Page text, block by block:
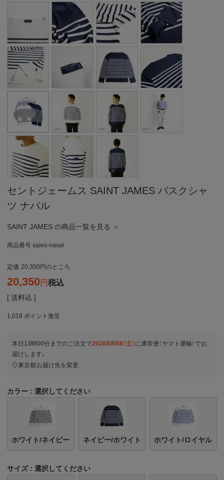
セントジェームス SAINT JAMES バスクシャ
ツ ナバル
SAINT JAMES の商品一覧を見る ＞
商品番号 saies-naval
定価 20,350 のところ
20,350 税込
送料込
1,018 ポイント進呈
本日 13時00分 までのご注文で2026/08/08（土） に通常便（ヤマト運輸） でお
届けします。
東京都お届け先を変更
カラー 選択してください
ホワイト/ネイビー ネイビー/ホワイト ホワイト/ロイヤル
サイズ 選択してください